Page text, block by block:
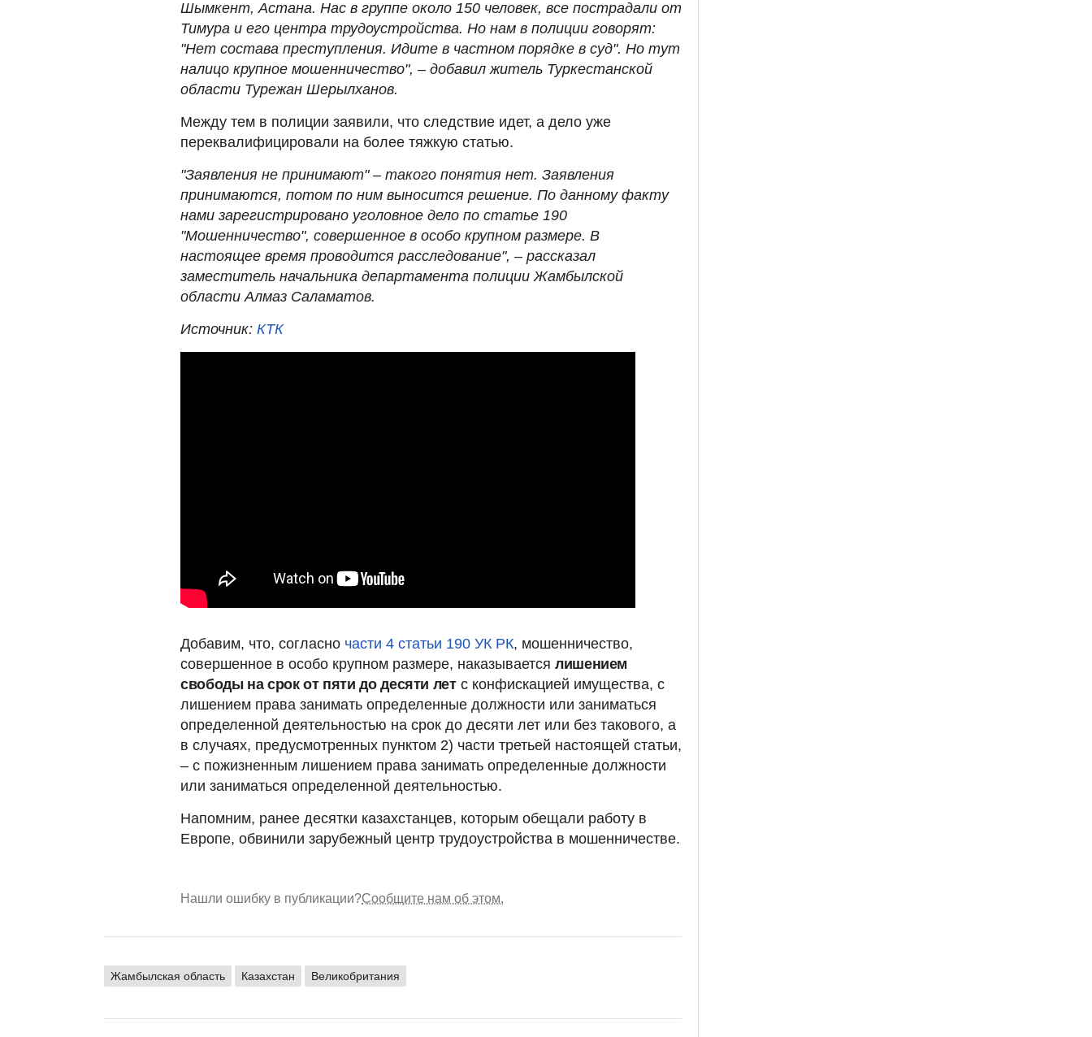
Шымкент, Астана. Нас в группе около 150 человек, все пострадали от
Тимура и его центра трудоустройства. Но нам в полиции говорят:
"Нет состава преступления. Идите в частном порядке в суд". Но тут
налицо крупное мошенничество", – добавил житель Туркестанской
области Турежан Шерылханов.
Между тем в полиции заявили, что следствие идет, а дело уже
переквалифицировали на более тяжкую статью.
"Заявления не принимают" – такого понятия нет. Заявления
принимаются, потом по ним выносится решение. По данному факту
нами зарегистрировано уголовное дело по статье 190
"Мошенничество", совершенное в особо крупном размере. В
настоящее время проводится расследование", – рассказал
заместитель начальника департамента полиции Жамбылской
области Алмаз Саламатов.
Источник: КТК
Добавим, что, согласно части 4 статьи 190 УК РК, мошенничество,
совершенное в особо крупном размере, наказывается лишением
свободы на срок от пяти до десяти летс конфискацией имущества, с
лишением права занимать определенные должности или заниматься
определенной деятельностью на срок до десяти лет или без такового, а
в случаях, предусмотренных пунктом 2) части третьей настоящей статьи,
– с пожизненным лишением права занимать определенные должности
или заниматься определенной деятельностью.
Напомним, ранее десятки казахстанцев, которым обещали работу в
Европе, обвинили зарубежный центр трудоустройства в мошенничестве.
Нашли ошибку в публикации?Сообщите нам об этом.
Жамбылская область Казахстан Великобритания